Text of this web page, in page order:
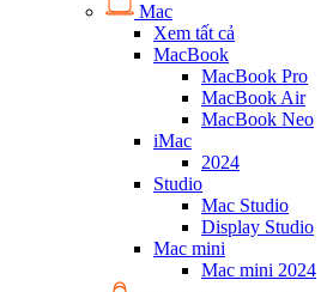
Mac
Xem tất cả
MacBook
MacBook Pro
MacBook Air
MacBook Neo
iMac
2024
Studio
Mac Studio
Display Studio
Mac mini
Mac mini 2024